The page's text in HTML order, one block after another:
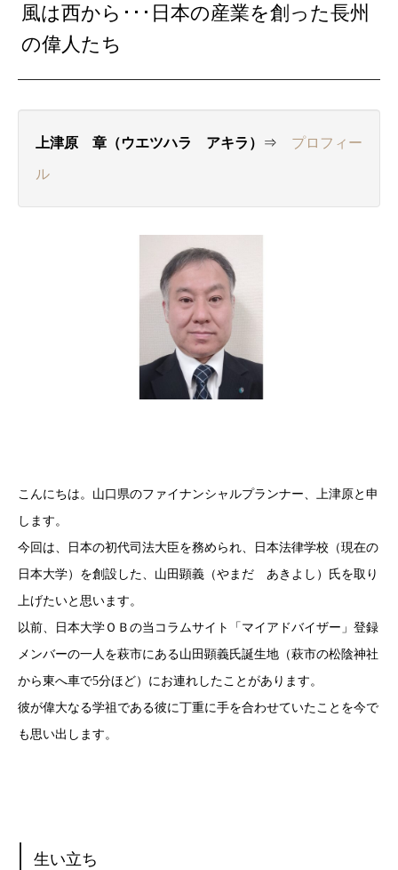
風は西から･･･日本の産業を創った長州
の偉人たち
上津原 章（ウエツハラ アキラ） ⇒ プロフィー
ル
こんにちは。山口県のファイナンシャルプランナー、上津原と申
します。
今回は、日本の初代司法大臣を務められ、日本法律学校（現在の
日本大学）を創設した、山田顕義（やまだ あきよし）氏を取り
上げたいと思います。
以前、日本大学ＯＢの当コラムサイト「マイアドバイザー」登録
メンバーの一人を萩市にある山田顕義氏誕生地（萩市の松陰神社
から東へ車で5分ほど）にお連れしたことがあります。
彼が偉大なる学祖である彼に丁重に手を合わせていたことを今で
も思い出します。
生い立ち